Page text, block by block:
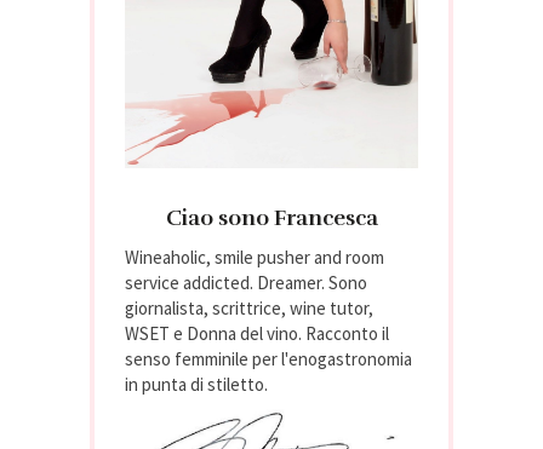
Ciao sono Francesca
Wineaholic, smile pusher and room
service addicted. Dreamer. Sono
giornalista, scrittrice, wine tutor,
WSET e Donna del vino. Racconto il
senso femminile per l'enogastronomia
in punta di stiletto.